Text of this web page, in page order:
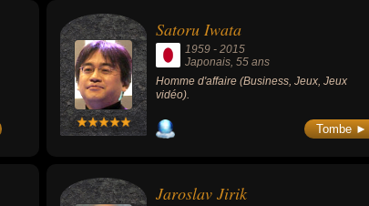
Satoru Iwata
1959 -2015
Japonais, 55 ans
Homme d'affaire (Business, Jeux, Jeux
vidéo).
Tombe ►
Jaroslav Jirik